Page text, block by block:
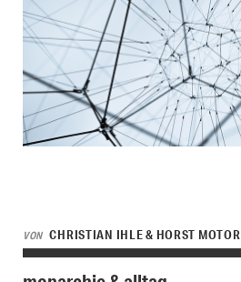
VON CHRISTIAN IHLE & HORST MOTOR